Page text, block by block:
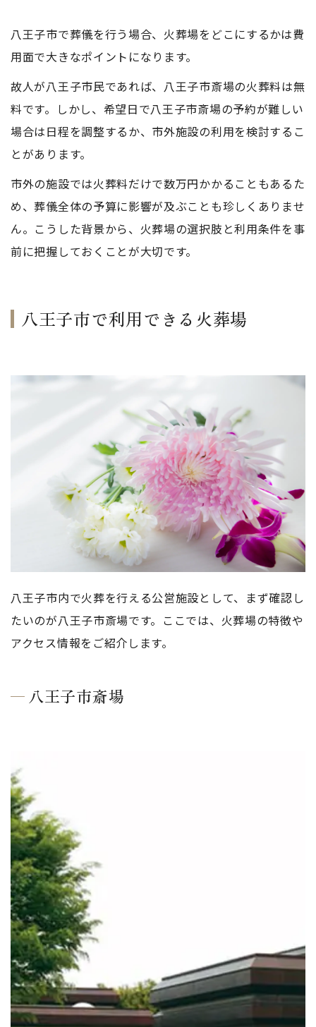
八王子市で葬儀を行う場合、火葬場をどこにするかは費
用面で大きなポイントになります。
故人が八王子市民であれば、八王子市斎場の火葬料は無
料です。しかし、希望日で八王子市斎場の予約が難しい
場合は日程を調整するか、市外施設の利用を検討するこ
とがあります。
市外の施設では火葬料だけで数万円かかることもあるた
め、葬儀全体の予算に影響が及ぶことも珍しくありませ
ん。こうした背景から、火葬場の選択肢と利用条件を事
前に把握しておくことが大切です。
八王子市で利用できる火葬場
八王子市内で火葬を行える公営施設として、まず確認し
たいのが八王子市斎場です。ここでは、火葬場の特徴や
アクセス情報をご紹介します。
八王子市斎場